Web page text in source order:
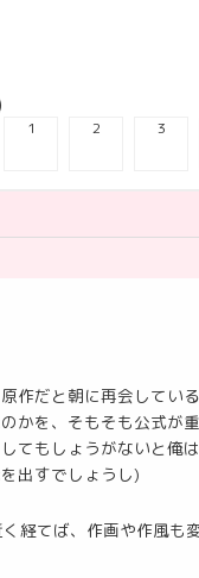
1 2 3
作だと朝に再会してい
かを、そもそも公式が
てもしょうがないと俺
出すでしょうし)
経てば、作画や作風も